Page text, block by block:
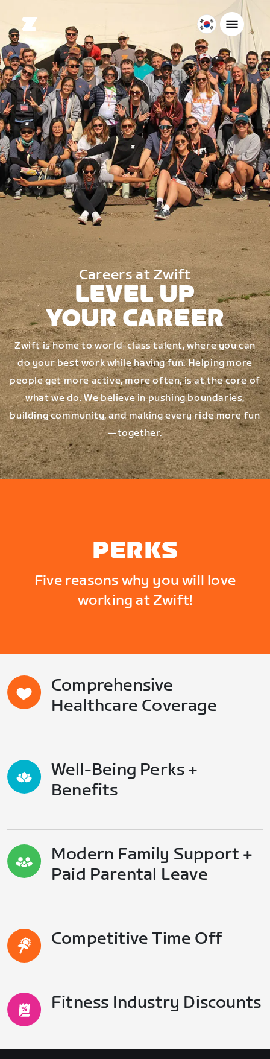
대
한
민
국
한
국
어
Careers at Zwift
LEVEL UP
YOUR CAREER
Zwift is home to world-class talent, where you can
do your best work while having fun. Helping more
people get more active, more often, is at the core of
what we do. We believe in pushing boundaries,
building community, and making every ride more fun
—together.
PERKS
Five reasons why you will love
working at Zwift!
Comprehensive
Healthcare Coverage
Well-Being Perks +
Benefits
Modern Family Support +
Paid Parental Leave
Competitive Time Off
Fitness Industry Discounts